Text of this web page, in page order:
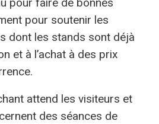
pour faire de bonnes
pour soutenir les
dont les stands sont déjà
et à l’achat à des prix
attend les visiteurs et
des séances de